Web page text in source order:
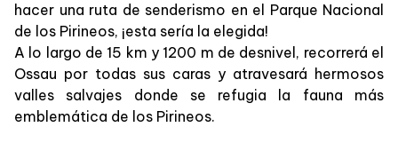
hacer una ruta de senderismo en el Parque Nacional
de los Pirineos, ¡esta sería la elegida!
A lo largo de 15 km y 1200 m de desnivel, recorrerá el
Ossau por todas sus caras y atravesará hermosos
valles salvajes donde se refugia la fauna más
emblemática de los Pirineos.